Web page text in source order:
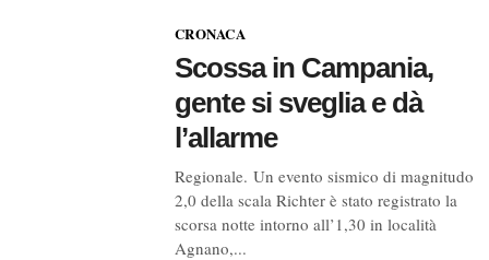
CRONACA
Scossa in Campania,
gente si sveglia e dà
l’allarme
Regionale. Un evento sismico di magnitudo
2,0 della scala Richter è stato registrato la
scorsa notte intorno all’1,30 in località
Agnano,...